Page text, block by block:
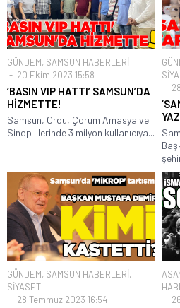
GÜNDEM, SAMSUN HABERLERİ
20 Ekim 2023 15:58
‘BASIN VIP HATTI’ SAMSUN’DA
HİZMETTE!
Samsun, Ordu, Çorum Amasya ve
Sinop illerinde 3 milyon kullanıcıya...
GÜNDEM, SAMSUN HABERLERİ,
SİYASET
28 Temmuz 2023 16:54